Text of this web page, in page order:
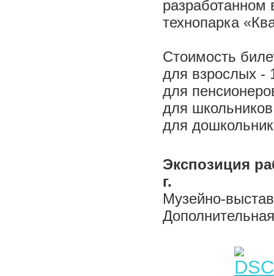
разработанном
технопарка
Стоимость
для взрослых -
для
для
для
Экспозиция
г.
Музейно-